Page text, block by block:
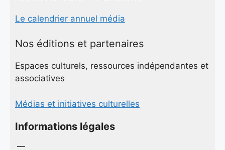
Le calendrier annuel média
Nos éditions et partenaires
Espaces culturels, ressources indépendantes et
associatives
Médias et initiatives culturelles
Informations légales